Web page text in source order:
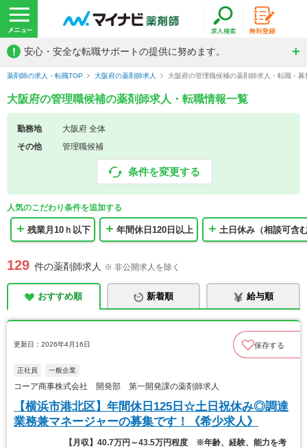
! 安心・安全な転職サポートの提供に努めます。
薬剤師の求人・転職TOP 大阪府の薬剤師求人 大阪府の管理職候補の薬剤師求人・転職・募
大阪府の管理職候補の薬剤師求人・転職情報一覧
勤務地
大阪府 全体
その他
管理職候補
条件を変更する
人気のこだわり条件を追加する
残業月10ｈ以下 年間休日120日以上 土日休み（相談可含
129 件の薬剤師求人 ※ 非公開求人を除く
おすすめ順 新着順 給与順
更新日：2026年4月16日 保存する
正社員 一般企業
コーア商事株式会社 開発部 第一開発課の薬剤師求人
【横浜市港北区】年間休日125日☆土日祝休み◎調達
業務兼マネージャーの募集です！《希少求人》
【月収】40.7万円～43.5万円程度 ※年齢、経験、能力を考